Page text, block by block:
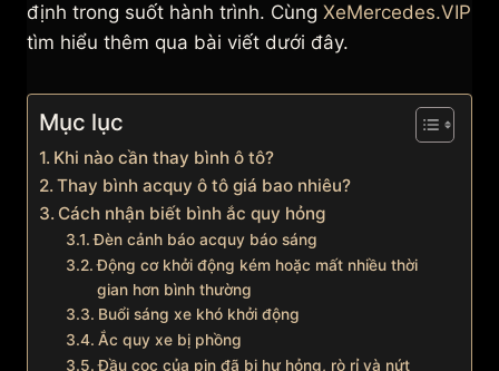
định trong suốt hành trình. Cùng XeMercedes.VIP
tìm hiểu thêm qua bài viết dưới đây.
Mục lục
Khi nào cần thay bình ô tô?
Thay bình acquy ô tô giá bao nhiêu?
Cách nhận biết bình ắc quy hỏng
Đèn cảnh báo acquy báo sáng
Động cơ khởi động kém hoặc mất nhiều thời
gian hơn bình thường
Buổi sáng xe khó khởi động
Ắc quy xe bị phồng
Đầu cọc của pin đã bị hư hỏng, rò rỉ và nứt